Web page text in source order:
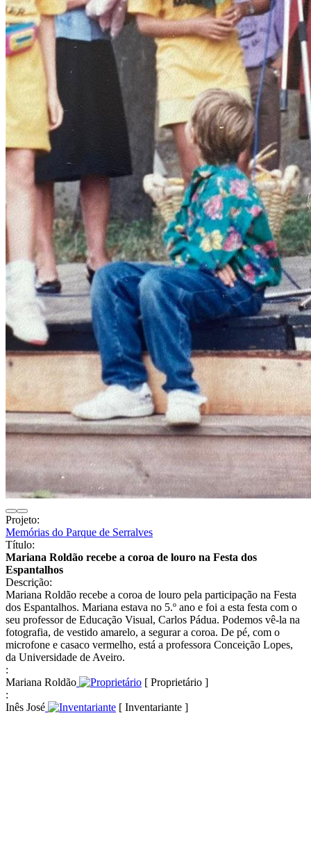
Projeto:
Memórias do Parque de Serralves
Título:
Mariana Roldão recebe a coroa de louro na Festa dos
Espantalhos
Descrição:
Mariana Roldão recebe a coroa de louro pela participação na Festa
dos Espantalhos. Mariana estava no 5.º ano e foi a esta festa com o
seu professor de Educação Visual, Carlos Pádua. Podemos vê-la na
fotografia, de vestido amarelo, a segurar a coroa. De pé, com o
microfone e casaco vermelho, está a professora Conceição Lopes,
da Universidade de Aveiro.
:
Mariana Roldão
[ Proprietário ]
:
Inês José
[ Inventariante ]